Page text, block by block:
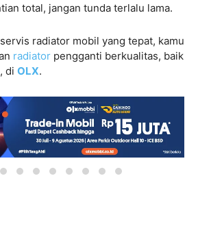
total, jangan tunda terlalu lama.
radiator mobil yang tepat, kamu
radiator pengganti berkualitas, baik
di OLX.